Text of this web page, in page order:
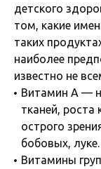
детского
том, какие
таких
наиболее
известно не
Витамин А —
тканей, роста
острого
бобовых, луке.
Витамины